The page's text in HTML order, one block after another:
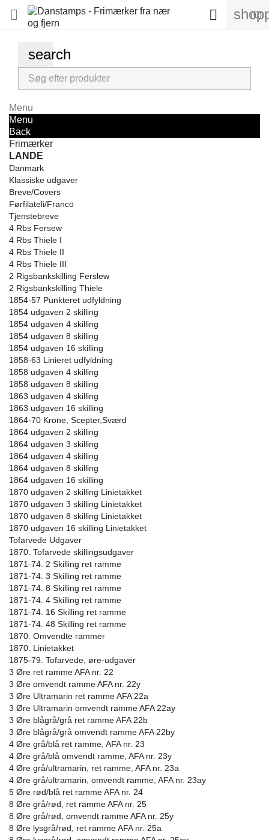
 (0)

search
Menu
Menu
Back
Frimærker
LANDE
Danmark
Klassiske udgaver
Breve/Covers
Førfilateli/Franco
Tjenstebreve
4 Rbs Fersew
4 Rbs Thiele I
4 Rbs Thiele II
4 Rbs Thiele III
2 Rigsbankskilling Ferslew
2 Rigsbankskilling Thiele
1854-57 Punkteret udfyldning
1854 udgaven 2 skilling
1854 udgaven 4 skilling
1854 udgaven 8 skilling
1854 udgaven 16 skilling
1858-63 Linieret udfyldning
1858 udgaven 4 skilling
1858 udgaven 8 skilling
1863 udgaven 4 skilling
1863 udgaven 16 skilling
1864-70 Krone, Scepter,Sværd
1864 udgaven 2 skilling
1864 udgaven 3 skilling
1864 udgaven 4 skilling
1864 udgaven 8 skilling
1864 udgaven 16 skilling
1870 udgaven 2 skilling Linietakket
1870 udgaven 3 skilling Linietakket
1870 udgaven 8 skilling Linietakket
1870 udgaven 16 skilling Linietakket
Tofarvede Udgaver
1870. Tofarvede skillingsudgaver
1871-74. 2 Skilling ret ramme
1871-74. 3 Skilling ret ramme
1871-74. 8 Skilling ret ramme
1871-74. 4 Skilling ret ramme
1871-74. 16 Skilling ret ramme
1871-74. 48 Skilling ret ramme
1870. Omvendte rammer
1870. Linietakket
1875-79. Tofarvede, øre-udgaver
3 Øre ret ramme AFA nr. 22
3 Øre omvendt ramme AFA nr. 22y
3 Øre Ultramarin ret ramme AFA 22a
3 Øre Ultramarin omvendt ramme AFA 22ay
3 Øre blågrå/grå ret ramme AFA 22b
3 Øre blågrå/grå omvendt ramme AFA 22by
4 Øre grå/blå ret ramme, AFA nr. 23
4 Øre grå/blå omvendt ramme, AFA nr. 23y
4 Øre grå/ultramarin, ret ramme, AFA nr. 23a
4 Øre grå/ultramarin, omvendt ramme, AFA nr. 23ay
5 Øre rød/blå ret ramme AFA nr. 24
8 Øre grå/rød, ret ramme AFA nr. 25
8 Øre grå/rød, omvendt ramme AFA nr. 25y
8 Øre lysgrå/rød, ret ramme AFA nr. 25a